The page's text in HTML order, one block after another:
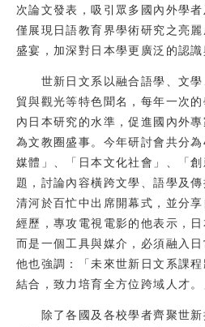
媒體
次論文發表，吸引眾多國內外學
僅展現日語教育界學術研究之亮
盛宴，加深對日本學更廣泛的認識
世新日文系以融合語學、文學
貿與觀光等特色聞名，每年一次
內日本研究的水準，促進國內外
為文教圈盛事。今年研討會共分
媒體」、「日本文化社會」、「
題，討論內容橫跨文學、語學及
清河於百忙中出席開幕式，並分
經歷，專攻電視電影的他表示，
而是一個工具與媒介，必須融入
他也強調：「未來世新日文系課
結合，致力培育全方位跨域人才。
除了各國及各校學者齊聚世新